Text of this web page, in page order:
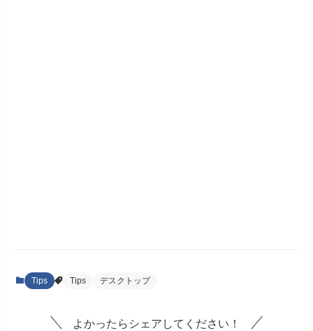
Tips Tips デスクトップ
よかったらシェアしてください！